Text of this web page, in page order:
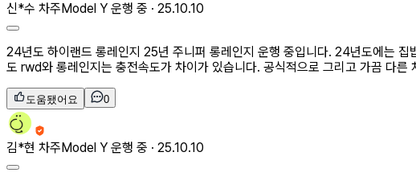
신*수 차주Model Y 운행 중 · 25.10.10
24년도 하이랜드 롱레인지 25년 주니퍼 롱레인지 운행 중입니다. 24년도에는
도 rwd와 롱레인지는 충전속도가 차이가 있습니다. 공식적으로 그리고 가끔 다
도움됐어요 0
김*현 차주Model Y 운행 중 · 25.10.10